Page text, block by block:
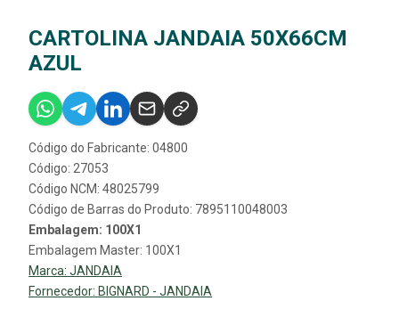
CARTOLINA JANDAIA 50X66CM
AZUL
Código do Fabricante: 04800
Código: 27053
Código NCM: 48025799
Código de Barras do Produto: 7895110048003
Embalagem: 100X1
Embalagem Master: 100X1
Marca: JANDAIA
Fornecedor: BIGNARD - JANDAIA